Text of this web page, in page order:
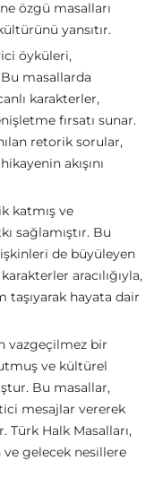
özgü masalları
yansıtır.
öyküleri,
masallarda
karakterler,
fırsatı sunar.
retorik sorular,
akışını
katmış ve
sağlamıştır. Bu
de büyüleyen
aracılığıyla,
taşıyarak hayata dair
vazgeçilmez bir
ve kültürel
Bu masallar,
mesajlar vererek
Türk Halk Masalları,
ve gelecek nesillere